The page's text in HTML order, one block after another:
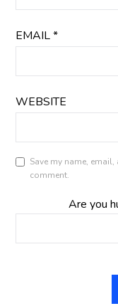
EMAIL*
WEBSITE
Save my name,
comment.
Are you